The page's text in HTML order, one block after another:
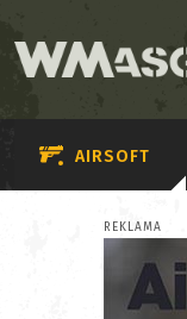
AIRSOFT
REKLAMA